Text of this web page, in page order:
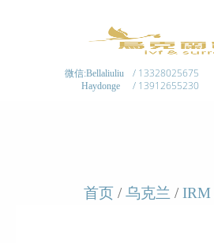
微信:Bellaliuliu
Haydonge
/ 13328025675
/ 13912655230
首页 / 乌克兰 / IRM